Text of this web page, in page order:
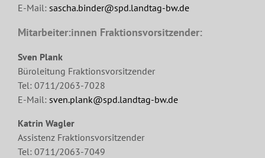
E-Mail: sascha.binder@spd.landtag-bw.de
Mitarbeiter:innen Fraktionsvorsitzender:
Sven Plank
Büroleitung Fraktionsvorsitzender
Tel: 0711/2063-7028
E-Mail: sven.plank@spd.landtag-bw.de
Katrin Wagler
Assistenz Fraktionsvorsitzender
Tel: 0711/2063-7049